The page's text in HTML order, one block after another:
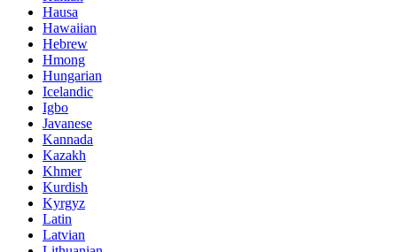
Hausa
Hawaiian
Hebrew
Hmong
Hungarian
Icelandic
Igbo
Javanese
Kannada
Kazakh
Khmer
Kurdish
Kyrgyz
Latin
Latvian